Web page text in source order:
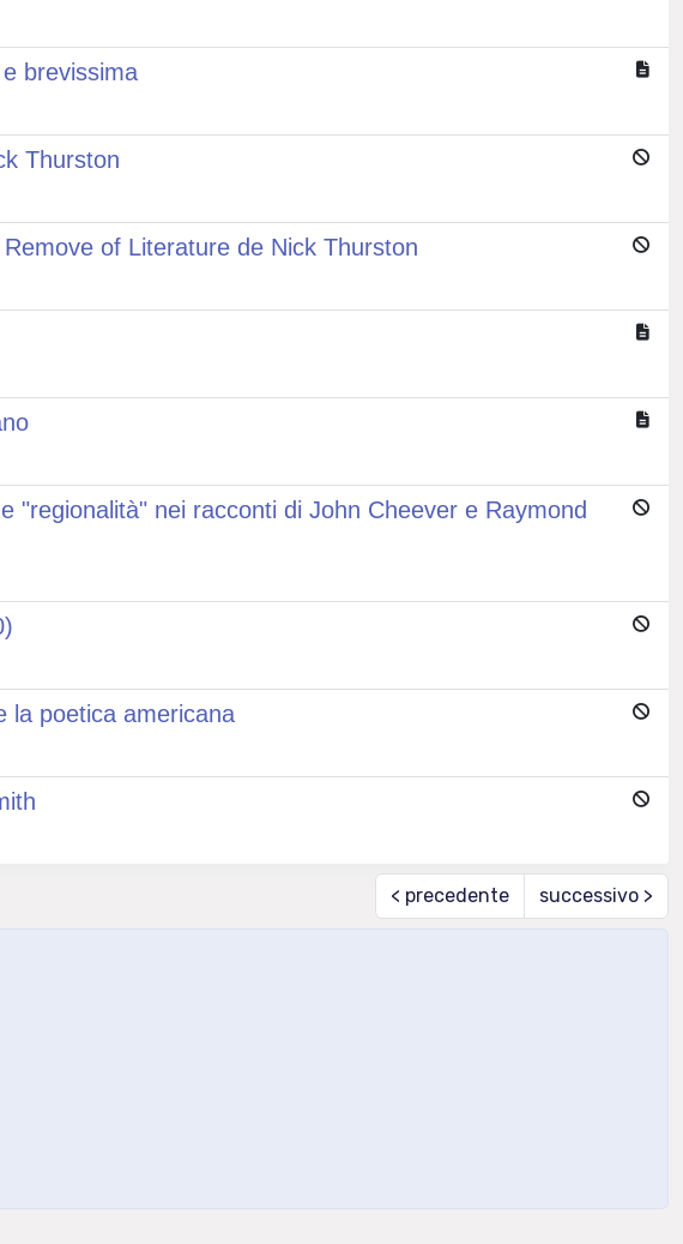
brevissima
Thurston
of Literature de Nick Thurston
"regionalità" nei racconti di John Cheever e Raymond
la poetica americana
< precedente successivo >